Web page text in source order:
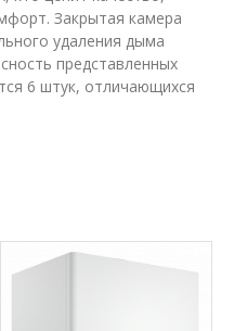
Закрытая камера
удаления дыма
представленных
6 штук, отличающихся